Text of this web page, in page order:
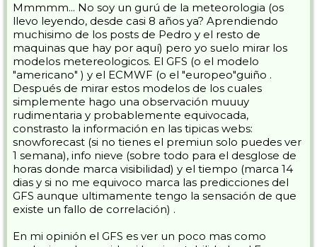
Mmmmm... No soy un gurú de la meteorologia (os
llevo leyendo, desde casi 8 años ya? Aprendiendo
muchisimo de los posts de Pedro y el resto de
maquinas que hay por aquí) pero yo suelo mirar los
modelos metereologicos. El GFS (o el modelo
"americano" ) y el ECMWF (o el "europeo"guiño .
Después de mirar estos modelos de los cuales
simplemente hago una observación muuuy
rudimentaria y probablemente equivocada,
constrasto la información en las tipicas webs:
snowforecast (si no tienes el premiun solo puedes ver
1 semana), info nieve (sobre todo para el desglose de
horas donde marca visibilidad) y el tiempo (marca 14
dias y si no me equivoco marca las predicciones del
GFS aunque ultimamente tengo la sensación de que
existe un fallo de correlación) .
En mi opinión el GFS es ver un poco mas como